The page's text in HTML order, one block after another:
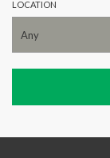
LOCATION